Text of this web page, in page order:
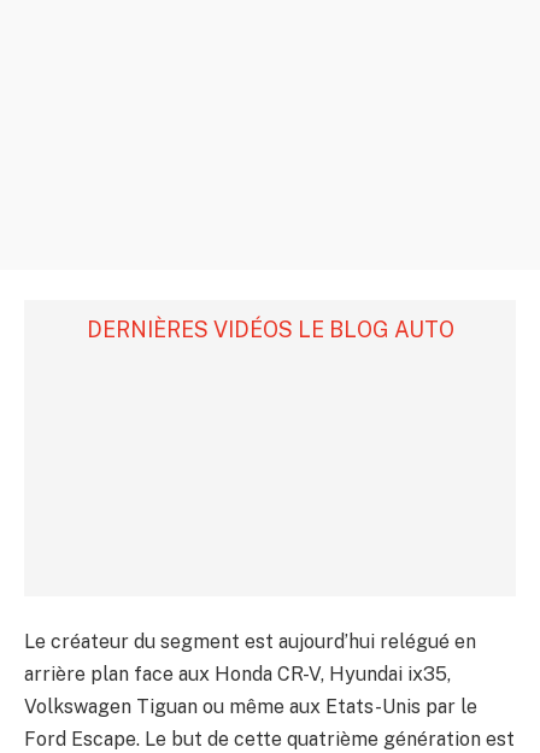
DERNIÈRES VIDÉOS LE BLOG AUTO
Le créateur du segment est aujourd’hui relégué en
arrière plan face aux Honda CR-V, Hyundai ix35,
Volkswagen Tiguan ou même aux Etats-Unis par le
Ford Escape. Le but de cette quatrième génération est